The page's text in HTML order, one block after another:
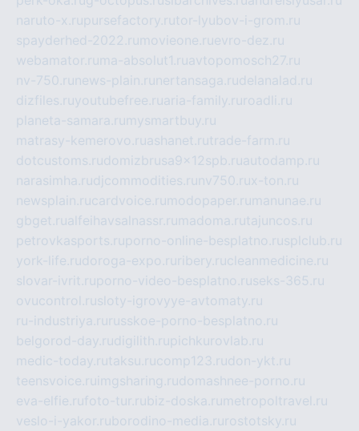
naruto-x.rupursefactory.rutor-lyubov-i-grom.ru
spayderhed-2022.ru movieone.ruevro-dez.ru
webamator.ru ma-absolut1.ruavtopomosch27.ru
nv-750.ru news-plain.ru nertansaga.rudelanalad.ru
dizfiles.ruyoutubefree.ruaria-family.ru roadli.ru
planeta-samara.ru mysmartbuy.ru
matrasy-kemerovo.ruashanet.rutrade-farm.ru
dotcustoms.rudomizbrusa9x12spb.ruautodamp.ru
narasimha.rudjcommodities.ru nv750.rux-ton.ru
newsplain.rucardvoice.ru modopaper.ru manunae.ru
gbget.rualfeihavsalnassr.ru madoma.rutajuncos.ru
petrovkasports.ruporno-online-besplatno.rusplclub.ru
york-life.rudoroga-expo.ru ribery.rucleanmedicine.ru
slovar-ivrit.ruporno-video-besplatno.ruseks-365.ru
ovucontrol.rusloty-igrovyye-avtomaty.ru
ru-industriya.ru russkoe-porno-besplatno.ru
belgorod-day.rudigilith.rupichkurovlab.ru
medic-today.rutaksu.rucomp123.rudon-ykt.ru
teensvoice.ru imgsharing.rudomashnee-porno.ru
eva-elfie.rufoto-tur.rubiz-doska.ru metropoltravel.ru
veslo-i-yakor.ruborodino-media.ru rostotsky.ru